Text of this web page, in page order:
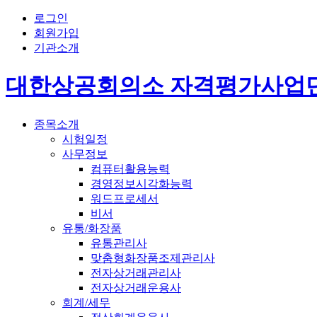
로그인
회원가입
기관소개
대한상공회의소 자격평가사업
종목소개
시험일정
사무정보
컴퓨터활용능력
경영정보시각화능력
워드프로세서
비서
유통/화장품
유통관리사
맞춤형화장품조제관리사
전자상거래관리사
전자상거래운용사
회계/세무